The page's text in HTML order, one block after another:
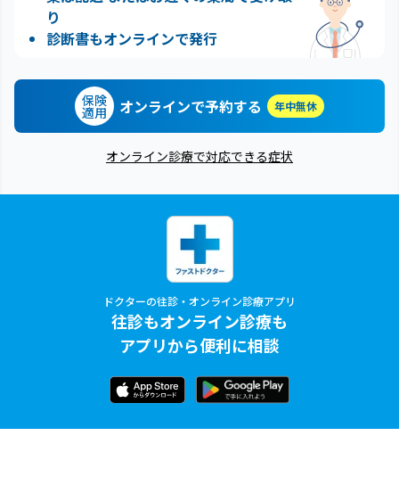
り
診断書もオンラインで発行
保険
適用 オンラインで予約する 年中無休
オンライン診療で対応できる症状
ドクターの往診・オンライン診療アプリ
往診もオンライン診療も
アプリから便利に相談